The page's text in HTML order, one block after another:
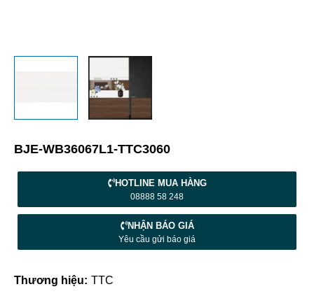
BJE-WB36067L1-TTC3060
HOTLINE MUA HÀNG
08888 58 248
NHẬN BÁO GIÁ
Yêu cầu gửi báo giá
Thương hiệu: TTC